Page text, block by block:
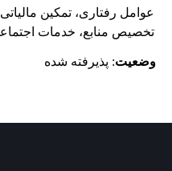
عوامل رفتاری، تمکین
تخصیص منابع، خدمات
وضعیت: پذیرفته شده